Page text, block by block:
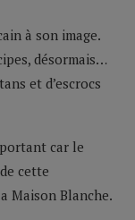
à son image.
désormais…
et d’escrocs
car le
cette
Maison Blanche.